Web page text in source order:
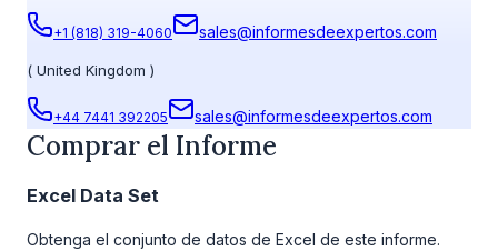
+1 (818) 319-4060 sales@informesdeexpertos.com
( United Kingdom )
+44 7441 392205 sales@informesdeexpertos.com
Comprar el Informe
Excel Data Set
Obtenga el conjunto de datos de Excel de este informe.